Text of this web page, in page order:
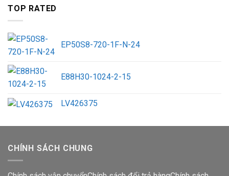
TOP RATED
EP50S8-720-1F-N-24
E88H30-1024-2-15
LV426375
CHÍNH SÁCH CHUNG